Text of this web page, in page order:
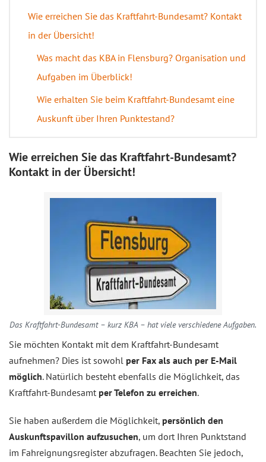
Wie erreichen Sie das Kraftfahrt-Bundesamt? Kontakt
in der Übersicht!
Was macht das KBA in Flensburg? Organisation und
Aufgaben im Überblick!
Wie erhalten Sie beim Kraftfahrt-Bundesamt eine
Auskunft über Ihren Punktestand?
Wie erreichen Sie das Kraftfahrt-Bundesamt?
Kontakt in der Übersicht!
Das Kraftfahrt-Bundesamt – kurz KBA – hat viele verschiedene Aufgaben.
Sie möchten Kontakt mit dem Kraftfahrt-Bundesamt
aufnehmen? Dies ist sowohl per Fax als auch per E-Mail
möglich. Natürlich besteht ebenfalls die Möglichkeit, das
Kraftfahrt-Bundesamt per Telefon zu erreichen.
Sie haben außerdem die Möglichkeit, persönlich den
Auskunftspavillon aufzusuchen, um dort Ihren Punktstand
im Fahreignungsregister abzufragen. Beachten Sie jedoch,